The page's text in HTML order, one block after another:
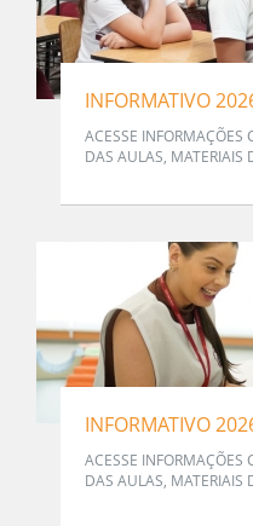
INFORMATIVO
ACESSE
DAS AULAS, MATERIAIS
INFORMATIVO
ACESSE
DAS AULAS, MATERIAIS